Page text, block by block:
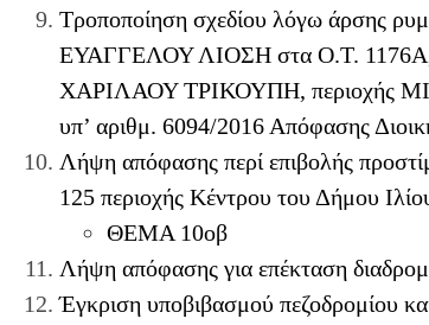
Τροποποίηση σχεδίου λόγω άρσης
ΕΥΑΓΓΕΛΟΥ ΛΙΟΣΗ στα Ο.Τ. 1176Α,
ΧΑΡΙΛΑΟΥ ΤΡΙΚΟΥΠΗ, περιοχής
υπ’ αριθμ. 6094/2016 Απόφασης
Λήψη απόφασης περί επιβολής
125 περιοχής Κέντρου του Δήμου
ΘΕΜΑ 10οβ
Λήψη απόφασης για επέκταση
Έγκριση υποβιβασμού πεζοδρομίου